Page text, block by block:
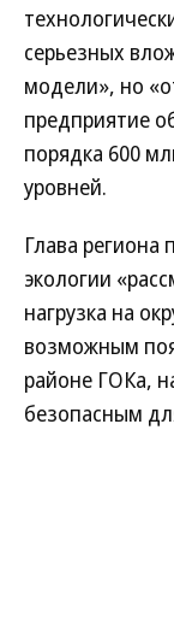
серьезных
модели», но
предприятие
порядка 600
уровней.
Глава региона
экологии
нагрузка на
возможным
районе ГОКа,
безопасным